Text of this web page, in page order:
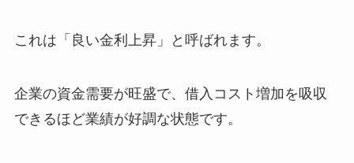
これは「良い金利上昇」と呼ばれます。
企業の資金需要が旺盛で、借入コスト増加を吸収
できるほど業績が好調な状態です。